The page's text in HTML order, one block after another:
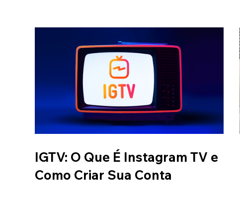
IGTV: O Que É Instagram TV e
Como Criar Sua Conta